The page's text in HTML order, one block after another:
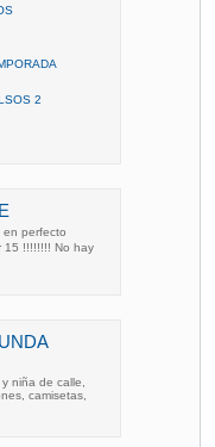
2
en perfecto
!!!!!!!! No hay
niña de calle,
camisetas,